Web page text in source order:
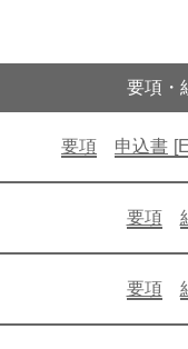
要項・
要項 申込書
要項
要項